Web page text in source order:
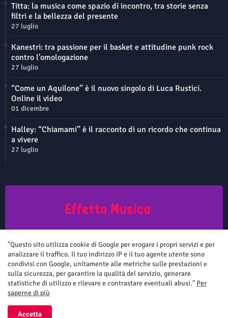
Titta: la musica come spazio di incontro, tra storie senza
filtri e la bellezza del presente
27 luglio
Kanestri: tra passione per il basket e attitudine punk rock
contro l'omologazione
27 luglio
“Come un Aquilone” è il nuovo singolo di Luca Rustici.
Online il video
01 dicembre
Halley: “Chiamami” è il racconto di un ricordo che continua
a vivere
27 luglio
aggiornato senza nessuna periodicità. Non può pertanto considerarsi
un prodotto editoriale ai sensi della legge n.62 del 7.03.2001
Home
"Questo sito utilizza cookie di Google per erogare i propri servizi e per
analizzare il traffico. Il tuo indirizzo IP e il tuo agente utente sono
condivisi con Google, unitamente alle metriche sulle prestazioni e
sulla sicurezza, per garantire la qualità del servizio, generare
statistiche di utilizzo e rilevare e contrastare eventuali abusi." Per
saperne di più
Accetta